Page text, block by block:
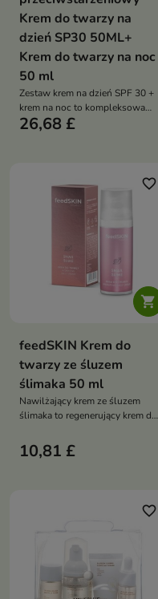
Krem do twarzy na
dzień SP30 50ML+
Krem do twarzy na noc
50 ml
Zestaw krem na dzień SPF 30 +
krem na noc to kompleksowa
pielęgnacja
zmarszczki, poprawiać jędrność
skóry oraz intensywnie ją
26,68 £

favorite_border
feedSKIN Krem do
twarzy ze śluzem
ślimaka 50 ml
Nawilżający krem ze śluzem
ślimaka to regenerujący krem do
nawilżającym i wygładzającym
10,81 £
favorite_border